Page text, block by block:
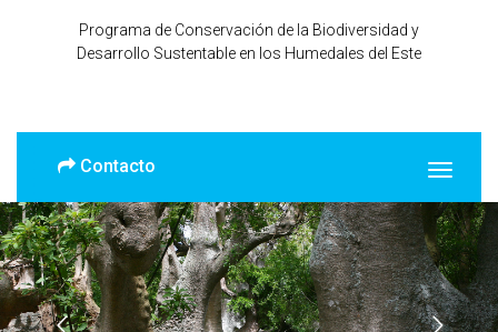
Programa de Conservación de la Biodiversidad y
Desarrollo Sustentable en los Humedales del Este
Contacto